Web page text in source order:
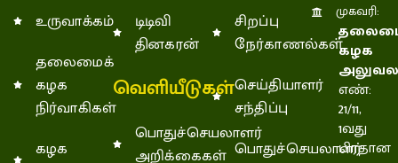
உருவாக்கம்
தலைமைக்
கழக
நிர்வாகிகள்
கழக
டிடிவி
தினகரன்
வெளியீடுகள்
பொதுச்செயலாளர்
அறிக்கைகள்
சிறப்பு
நேர்காணல்கள்
செய்தியாளர்
சந்திப்பு
பொதுச்செயலாளர்
முகவரி:
கழக
எண்:
21/11,
1வது
பிரதான